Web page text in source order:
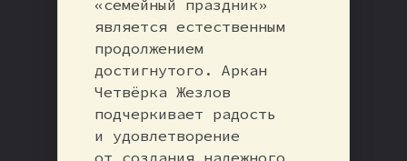
«семейный праздник»
является естественным
продолжением
достигнутого. Аркан
Четвёрка Жезлов
подчеркивает радость
и удовлетворение